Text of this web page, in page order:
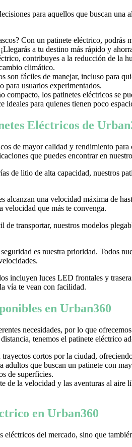
para aquellos que buscan
Con un patinete eléctrico,
a tu destino más rápido y
contribuyes a la reducción de la
climático.
son fáciles de manejar, incluso para
para usuarios experimentados.
compacto, los patinetes eléctricos se
ideales para quienes tienen poco
Eléctricos de
de mayor calidad y rendimiento
que puedes encontrar en
de litio de alta capacidad, nuestros
alcanzan una velocidad máxima de
velocidad que más te convenga.
de transportar, nuestros modelos
es nuestra prioridad. Todos
incluyen luces LED frontales y
vía te vean con facilidad.
en Urban360
necesidades, por lo que
tenemos el patinete eléctrico
trayectos cortos por la ciudad,
adultos que buscan un patinete con
de superficies.
de la velocidad y las aventuras al aire
en Urban360
del mercado, sino que